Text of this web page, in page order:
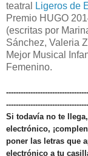
teatral
Ligeros de
Premio HUGO
(escritas por
Sánchez, Valeria
Mejor Musical
Femenino.
Si todavía no te
electrónico,
poner las letras que
electrónico a tu